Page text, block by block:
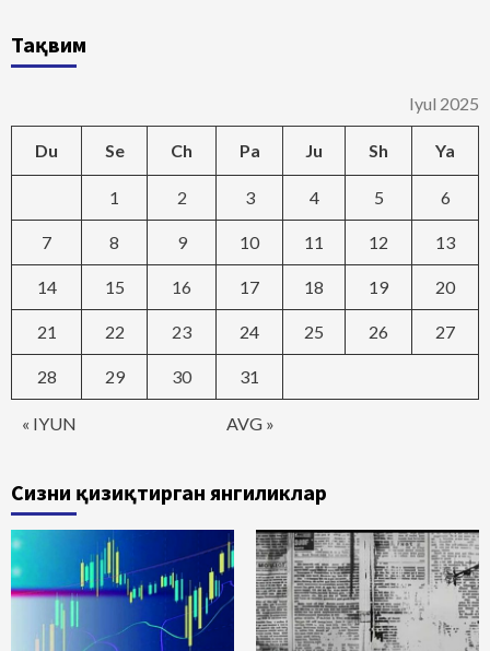
Тақвим
Iyul 2025
Du Se Ch Pa Ju Sh Ya
« IYUN AVG »
1 2 3 4 5 6
7 8 9 10 11 12 13
14 15 16 17 18 19 20
21 22 23 24 25 26 27
28 29 30 31
Сизни қизиқтирган янгиликлар